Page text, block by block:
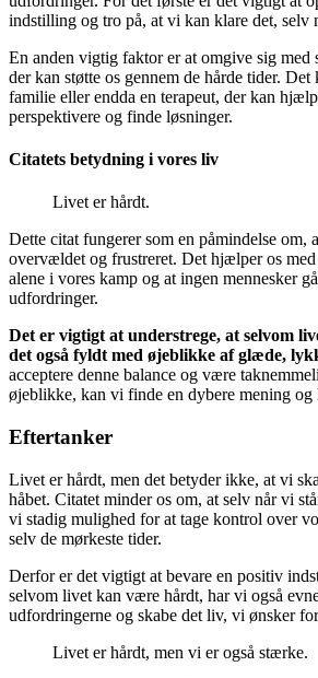
indstilling og tro på, at vi kan klare det, selv
En anden vigtig faktor er at omgive sig med
der kan støtte os gennem de hårde tider.
familie eller endda en terapeut, der kan
perspektivere og finde løsninger.
Citatets betydning i vores liv
Livet er hårdt.
Dette citat fungerer som en påmindelse om,
overvældet og frustreret. Det hjælper os
alene i vores kamp og at ingen mennesker
udfordringer.
Det er vigtigt at understrege, at selvom
det også fyldt med øjeblikke af glæde,
acceptere denne balance og være
øjeblikke, kan vi finde en dybere mening
Eftertanker
Livet er hårdt, men det betyder ikke, at vi
håbet. Citatet minder os om, at selv når vi
vi stadig mulighed for at tage kontrol over
selv de mørkeste tider.
Derfor er det vigtigt at bevare en positiv
selvom livet kan være hårdt, har vi også
udfordringerne og skabe det liv, vi ønsker
Livet er hårdt, men vi er også stærke.